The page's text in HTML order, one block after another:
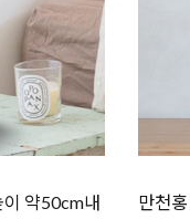
약50cm내
만천